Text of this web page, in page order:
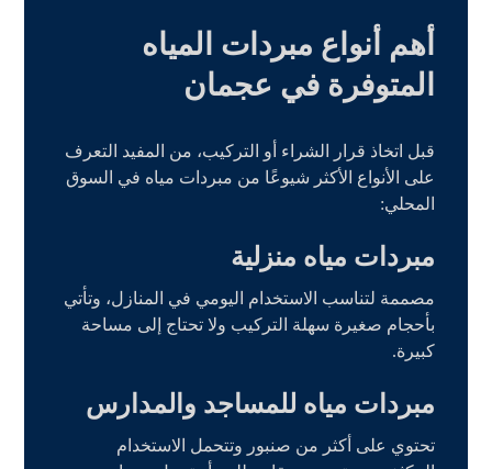
أهم أنواع مبردات المياه
المتوفرة في عجمان
قبل اتخاذ قرار الشراء أو التركيب، من المفيد التعرف
على الأنواع الأكثر شيوعًا من مبردات مياه في السوق
المحلي:
مبردات مياه منزلية
مصممة لتناسب الاستخدام اليومي في المنازل، وتأتي
بأحجام صغيرة سهلة التركيب ولا تحتاج إلى مساحة
كبيرة.
مبردات مياه للمساجد والمدارس
تحتوي على أكثر من صنبور وتتحمل الاستخدام